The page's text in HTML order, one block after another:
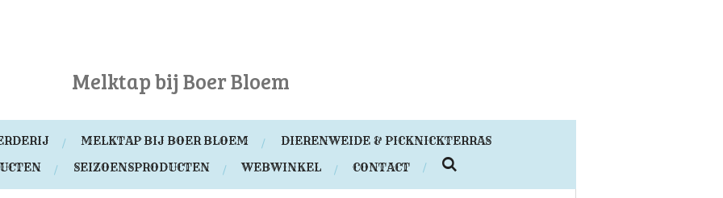
Melktap bij Boer Bloem
MELKTAP BIJ BOER BLOEM
DIERENWEIDE & PICKNICKTERRAS
SEIZOENSPRODUCTEN WEBWINKEL CONTACT